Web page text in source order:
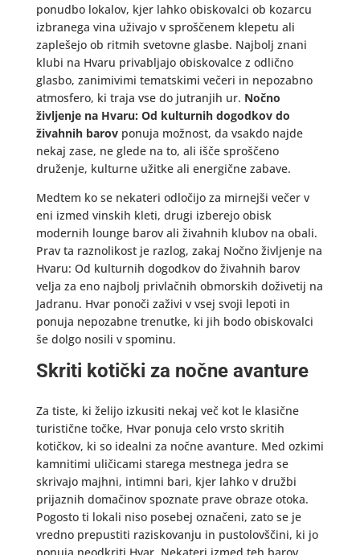
ponudbo lokalov, kjer lahko obiskovalci ob kozarcu
izbranega vina uživajo v sproščenem klepetu ali
zaplešejo ob ritmih svetovne glasbe. Najbolj znani
klubi na Hvaru privabljajo obiskovalce z odlično
glasbo, zanimivimi tematskimi večeri in nepozabno
atmosfero, ki traja vse do jutranjih ur. Nočno
življenje na Hvaru: Od kulturnih dogodkov do
živahnih barovponuja možnost, da vsakdo najde
nekaj zase, ne glede na to, ali išče sproščeno
druženje, kulturne užitke ali energične zabave.
Medtem ko se nekateri odločijo za mirnejši večer v
eni izmed vinskih kleti, drugi izberejo obisk
modernih lounge barov ali živahnih klubov na obali.
Prav ta raznolikost je razlog, zakaj Nočno življenje na
Hvaru: Od kulturnih dogodkov do živahnih barov
velja za eno najbolj privlačnih obmorskih doživetij na
Jadranu. Hvar ponoči zaživi v vsej svoji lepoti in
ponuja nepozabne trenutke, ki jih bodo obiskovalci
še dolgo nosili v spominu.
Skriti kotički za nočne avanture
Za tiste, ki želijo izkusiti nekaj več kot le klasične
turistične točke, Hvar ponuja celo vrsto skritih
kotičkov, ki so idealni za nočne avanture. Med ozkimi
kamnitimi uličicami starega mestnega jedra se
skrivajo majhni, intimni bari, kjer lahko v družbi
prijaznih domačinov spoznate prave obraze otoka.
Pogosto ti lokali niso posebej označeni, zato se je
vredno prepustiti raziskovanju in pustolovščini, ki jo